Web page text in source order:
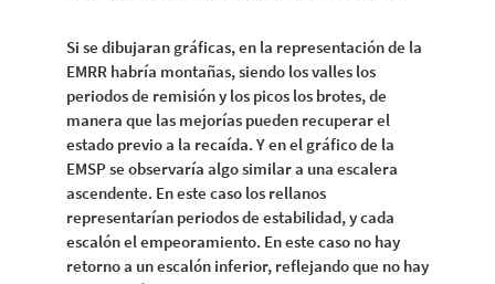
Si se dibujaran gráficas, en la representación de la
EMRR habría montañas, siendo los valles los
periodos de remisión y los picos los brotes, de
manera que las mejorías pueden recuperar el
estado previo a la recaída. Y en el gráfico de la
EMSP se observaría algo similar a una escalera
ascendente. En este caso los rellanos
representarían periodos de estabilidad, y cada
escalón el empeoramiento. En este caso no hay
retorno a un escalón inferior, reflejando que no hay